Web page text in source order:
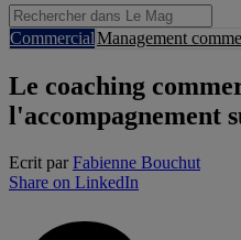
CommercialManagement
Le coaching
l'accompagnement
Ecrit parFabienne Bouchut
Share on LinkedIn